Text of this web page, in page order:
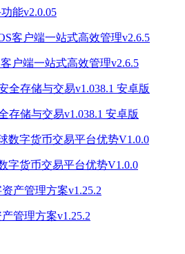
能v2.0.05
户端一站式高效管理v2.6.5
存储与交易v1.038.1 安卓版
字货币交易平台优势V1.0.0
管理方案v1.25.2